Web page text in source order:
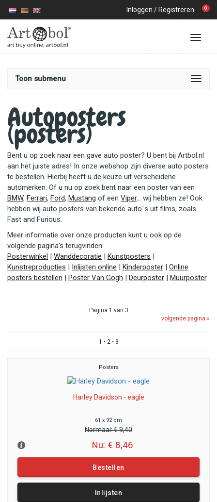
Inloggen / Registreren 0
Toon submenu
Autoposters
(posters)
Bent u op zoek naar een gave auto poster? U bent bij Artbol.nl
aan het juiste adres! In onze webshop zijn diverse auto posters
te bestellen. Hierbij heeft u de keuze uit verscheidene
automerken. Of u nu op zoek bent naar een poster van een
BMW, Ferrari, Ford, Mustang of een Viper… wij hebben ze! Ook
hebben wij auto posters van bekende auto´s uit films, zoals
Fast and Furious.
Meer informatie over onze producten kunt u ook op de
volgende pagina's terugvinden:
Posterwinkel | Wanddecoratie | Kunstposters |
Kunstreproducties | Inlijsten online | Kinderposter | Online
posters bestellen | Poster Van Gogh | Deurposter | Muurposter.
Pagina 1 van 3
volgende pagina »
1 • 2• 3
Posters
Harley Davidson - eagle
61 x 92 cm
Normaal:€ 9,40
Nu: € 8,46
Bestellen
Inlijsten